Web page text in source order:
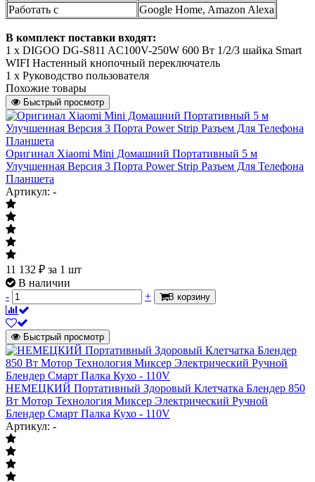
Работать с
Google Home, Amazon Alexa
В комплект поставки входят:
1 х DIGOO DG-S811 AC100V-250W 600 Вт 1/2/3 шайка Smart
WIFI Настенный кнопочный переключатель
1 х Руководство пользователя
Похожие товары
Быстрый просмотр
Оригинал Xiaomi Mini Домашний Портативный 5 м
Улучшенная Версия 3 Порта Power Strip Разъем Для Телефона
Планшета
Артикул: -
11 132 ₽ за 1 шт
В наличии
-
+ В корзину
Быстрый просмотр
НЕМЕЦКИЙ Портативный Здоровый Клетчатка Блендер 850
Вт Мотор Технология Миксер Электрический Ручной
Блендер Смарт Палка Кухо - 110V
Артикул: -